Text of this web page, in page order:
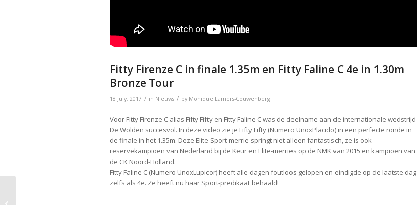
Fitty Firenze C in finale 1.35m en Fitty Faline C 4e in 1.30m
Bronze Tour
18 July, 2017 / in Nieuws / by Monique Lamers-Couwenberg
Voor Fitty Firenze C alias Fifty Fifty en Fitty Faline C was de deelname aan de internationale wedstrijd
De Wolden succesvol. In deze video zie je Fifty Fifty (Numero UnoxPlacido) in een perfecte ronde in
de finale in het 1.35m. Deze Elite Sport-merrie springt niet alleen fantastisch, ze is ook
reservekampioen van Nederland bij de Keur en Elite-merries op de NMK van 2015 en kampioen van
de CK Noord-Holland.
Fitty Faline C (Numero UnoxLupicor) heeft alle dagen foutloos gelopen en eindigde op de laatste dag
zelfs als 4e. Ze heeft nu haar Sport-predikaat behaald!